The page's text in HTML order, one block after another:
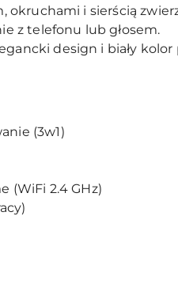
okruchami i sierścią
z telefonu lub głosem.
design i biały
(3w1)
(WiFi 2.4 GHz)